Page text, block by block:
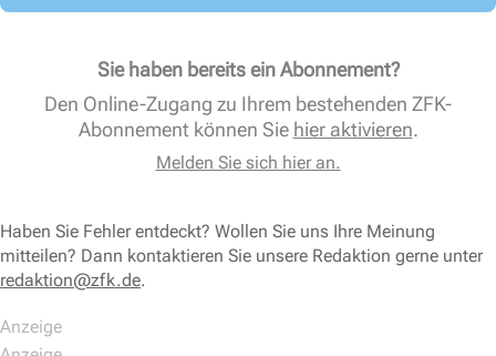
Sie haben bereits ein Abonnement?
Den Online-Zugang zu Ihrem bestehenden ZFK-
Abonnement können Sie hier aktivieren.
Melden Sie sich hier an.
Haben Sie Fehler entdeckt? Wollen Sie uns Ihre Meinung
mitteilen? Dann kontaktieren Sie unsere Redaktion gerne unter
redaktion@zfk.de.